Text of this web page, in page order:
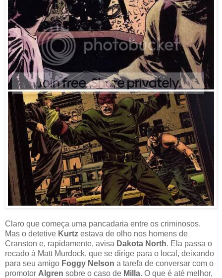
Claro que começa uma pancadaria entre os criminosos.
Mas o detetive Kurtz estava de olho nos homens de
Cranston e, rapidamente, avisa Dakota North. Ela passa o
recado à Matt Murdock, que se dirige para o local, deixando
para seu amigo Foggy Nelson a tarefa de conversar com o
promotor Algren sobre o caso de Milla. O que é até melhor,